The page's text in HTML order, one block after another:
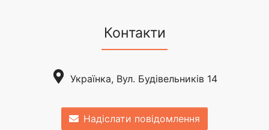
Контакти
Українка, Вул. Будівельників 14
Надіслати повідомлення